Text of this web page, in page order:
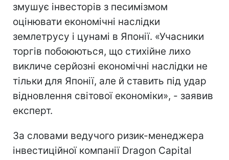
змушує інвесторів з песимізмом
оцінювати економічні наслідки
землетрусу і цунамі в Японії. «Учасники
торгів побоюються, що стихійне лихо
викличе серйозні економічні наслідки не
тільки для Японії, але й ставить під удар
відновлення світової економіки», - заявив
експерт.
За словами ведучого ризик-менеджера
інвестиційної компанії Dragon Capital